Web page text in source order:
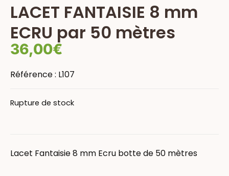
LACET FANTAISIE 8 mm
ECRU par 50 mètres
36,00€
Référence : L107
Rupture de stock
Lacet Fantaisie 8 mm Ecru botte de 50 mètres